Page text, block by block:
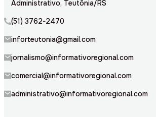
Administrativo, Teutônia/RS
(51) 3762-2470
inforteutonia@gmail.com
jornalismo@informativoregional.com
comercial@informativoregional.com
administrativo@informativoregional.com